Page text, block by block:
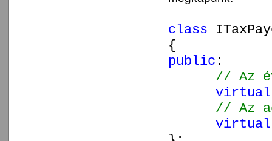
class
{
public :
// Az
virtual
// Az
virtual